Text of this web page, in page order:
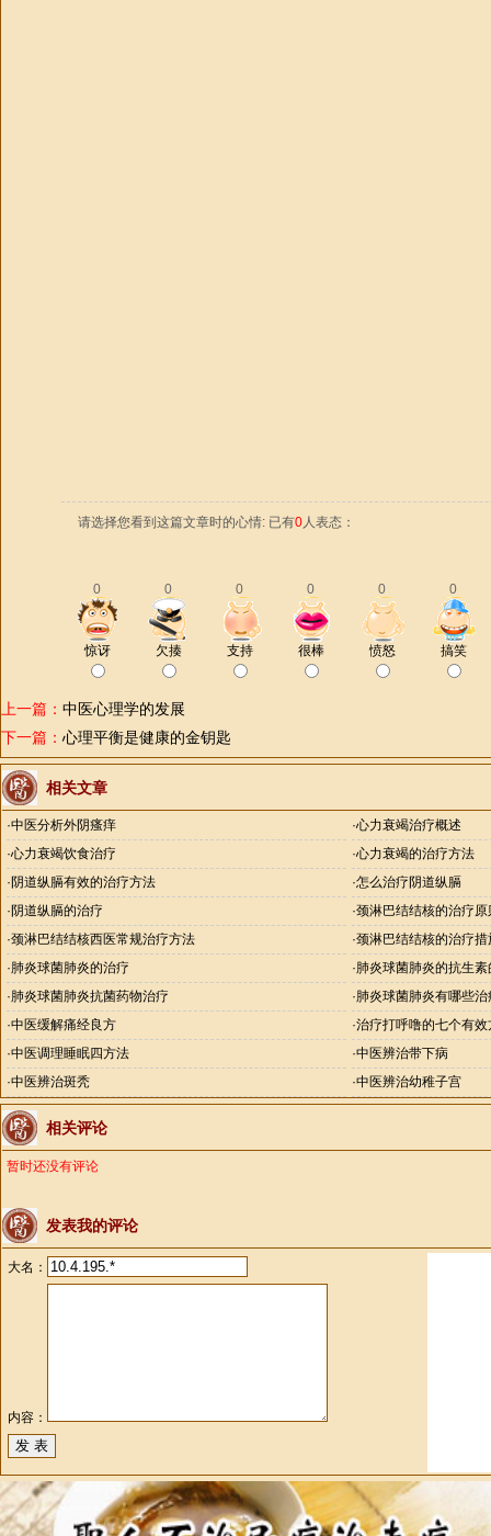
请选择您看到这篇文章时的心情: 已有0人表态：
0 0 0 0 0 0
惊讶 欠揍 支持 很棒 愤怒 搞笑
上一篇： 中医心理学的发展
下一篇： 心理平衡是健康的金钥匙
相关文章
·中医分析外阴瘙痒 ·心力衰竭治疗概述
·心力衰竭饮食治疗 ·心力衰竭的治疗方法
· 阴道纵膈有效的治疗方法 ·怎么治疗阴道纵膈
· 阴道纵膈的治疗 ·颈淋巴结结核的治疗原
·颈淋巴结结核西医常规治疗方法 ·颈淋巴结结核的治疗措
·肺炎球菌肺炎的治疗 ·肺炎球菌肺炎的抗生素
·肺炎球菌肺炎抗菌药物治疗 ·肺炎球菌肺炎有哪些治
·中医缓解痛经良方 ·治疗打呼噜的七个有效
·中医调理睡眠四方法 ·中医辨治带下病
·中医辨治斑秃 ·中医辨治幼稚子宫
相关评论
暂时还没有评论
发表我的评论
大名：
内容：